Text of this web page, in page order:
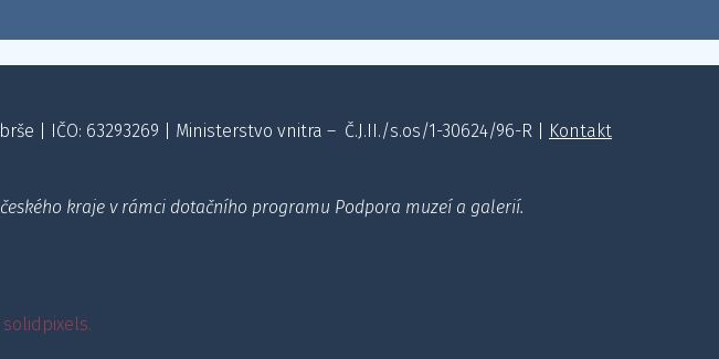
| IČO: 63293269 | Ministerstvo vnitra – Č.J.II./s.os/1-30624/96-R | Kontakt
kraje v rámci dotačního programu Podpora muzeí a galerií.
solidpixels.